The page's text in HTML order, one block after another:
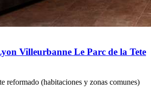
Villeurbanne Le Parc de la Tete
reformado (habitaciones y zonas comunes)